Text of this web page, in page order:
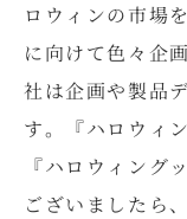
ロウィンの市場
に向けて色々企
社は企画や製品
す。『ハロウィ
『ハロウィング
ございましたら